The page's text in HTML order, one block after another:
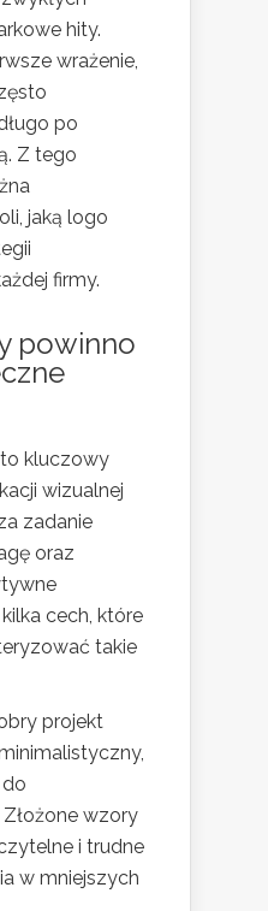
hity.
wrażenie,
po
Z tego
jaką logo
firmy.
powinno
kluczowy
wizualnej
zadanie
oraz
cech, które
takie
projekt
do
wzory
i trudne
w mniejszych